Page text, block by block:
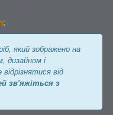
;
який зображено на
дизайном і
від
зв'яжіться з